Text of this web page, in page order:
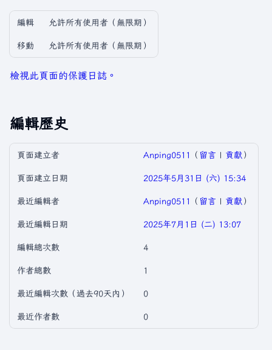
編輯 允許所有使用者​（無限期）
移動 允許所有使用者​（無限期）
檢視此頁面的保護日誌。
編輯歷史
頁面建立者 Anping0511 （ 留言 | 貢獻 ）
頁面建立日期 2025年5月31日 (六) 15:34
最近編輯者 Anping0511 （ 留言 | 貢獻 ）
最近編輯日期 2025年7月1日 (二) 13:07
編輯總次數 4
作者總數 1
最近編輯次數（過去90天內） 0
最近作者數 0